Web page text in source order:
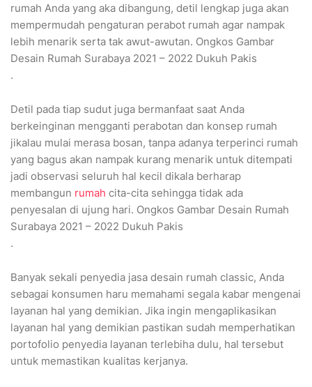
rumah Anda yang aka dibangung, detil lengkap juga akan
mempermudah pengaturan perabot rumah agar nampak
lebih menarik serta tak awut-awutan. Ongkos Gambar
Desain Rumah Surabaya 2021 – 2022 Dukuh Pakis
.
Detil pada tiap sudut juga bermanfaat saat Anda
berkeinginan mengganti perabotan dan konsep rumah
jikalau mulai merasa bosan, tanpa adanya terperinci rumah
yang bagus akan nampak kurang menarik untuk ditempati
jadi observasi seluruh hal kecil dikala berharap
membangun rumah cita-cita sehingga tidak ada
penyesalan di ujung hari. Ongkos Gambar Desain Rumah
Surabaya 2021 – 2022 Dukuh Pakis
.
Banyak sekali penyedia jasa desain rumah classic, Anda
sebagai konsumen haru memahami segala kabar mengenai
layanan hal yang demikian. Jika ingin mengaplikasikan
layanan hal yang demikian pastikan sudah memperhatikan
portofolio penyedia layanan terlebiha dulu, hal tersebut
untuk memastikan kualitas kerjanya.